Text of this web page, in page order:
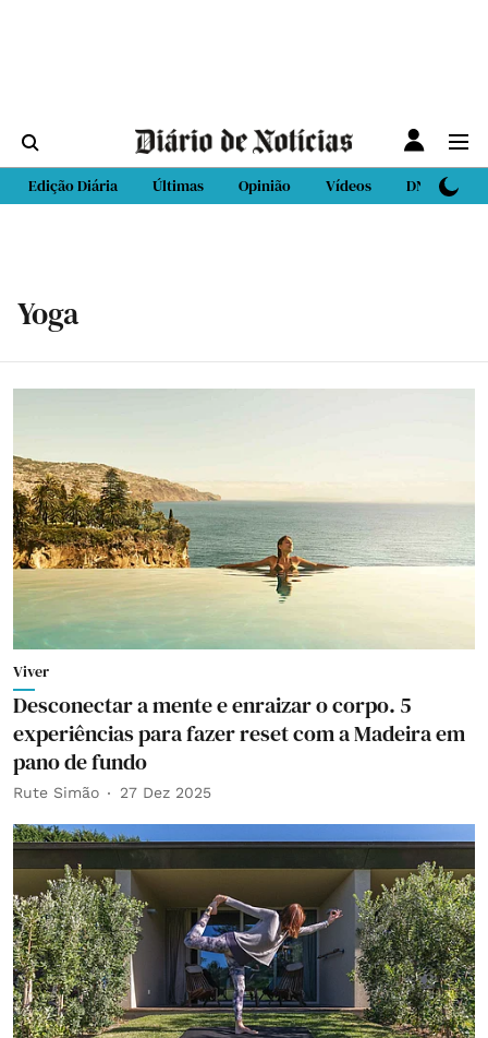
Edição Diária Últimas Opinião Vídeos DN Sport
Yoga
Viver
Desconectar a mente e enraizar o corpo. 5
experiências para fazer reset com a Madeira em
pano de fundo
Rute Simão 27 Dez 2025